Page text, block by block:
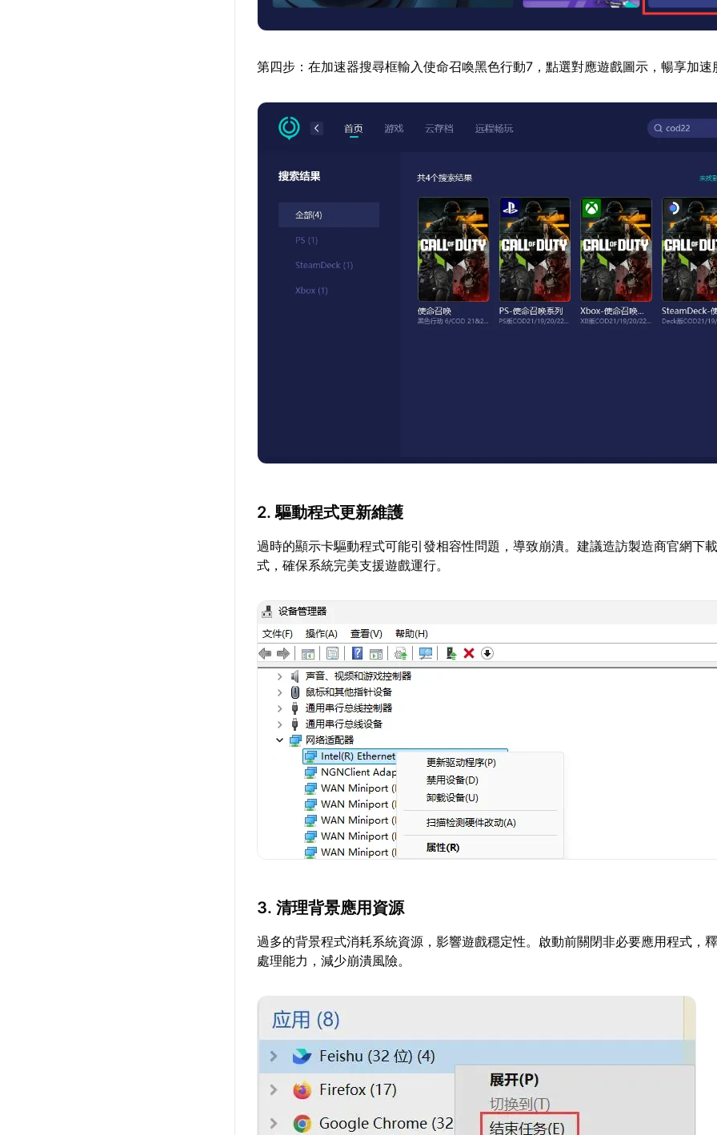
第四步：在加速器搜尋框輸入使命召喚黑色行動7，點選對應遊戲圖示，暢享加速
2. 驅動程式更新維護
過時的顯示卡驅動程式可能引發相容性問題，導致崩潰。建議造訪製造商官網下
式，確保系統完美支援遊戲運行。
3. 清理背景應用資源
過多的背景程式消耗系統資源，影響遊戲穩定性。啟動前關閉非必要應用程式，
處理能力，減少崩潰風險。